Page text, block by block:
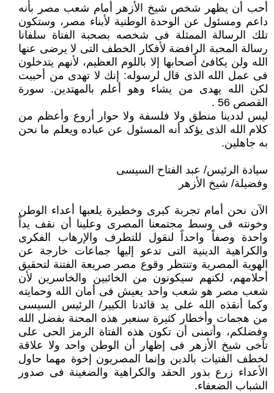
أحب أن يظهر شخص شيخ الأزهر أمام شعب مصر بأنه
داعم ومسئول عن الوحدة الوطنية لأبناء مصر، وستكون
تلك الرسالة ‏الممثلة فى شخصه بصحبة الفتاة سلفانا
رسالة المحبة الرافضة لأفكار الخطف التى لا يرضى عنها
الله ولن يكافئ أصحابها إلا ‏باللوم العظيم، لأنهم يتدخلون
فى عمل الله الذى قال لرسوله: إنك لا تهدى من أحببت
لكن الله يهدى من يشاء وهو أعلم بالمهتدين. ‏سورة
القصص 56 .‏
ليس لددينا منطق ولا فلسفة ولا حوار أروع وأعظم من
كلام الله الذى يؤكد أنه المسئول عن عباده ويعلم ما نحن
به جاهلين.‏
سيادة الرئيس/ عبد الفتاح السيسى
وفضيلة/ شيخ الأزهر
الآن نحن أمام تجربة كبرى وخطيرة يلعبها أعداء الوطن
وخونته فى وسط مجتمعنا المصرى وعلينا أن نقف يداً
واحدة وصفاً واحداً ‏لنقول للتطرف والإرهاب الفكرى
والكراهية الدينية التى تدعو إليها جماعات خارجة عن
الهوية المصرية وتنتظر وقوع مصر صريعة ‏الفتنة لتحقيق
أحلامهم، لكنهم سيكونون من الخائبين والخاسرين لأن
شعب مصر هو شعب واحد يعيش فى أمان الله وحمايته
وكما ‏أنقذه الله على يد قائدنا الكبير/ الرئيس السيسى
من هجمات وأخطار كثيرة سنعبر هذه المحنة بفضل الله
وفضلكم، وأتمنى أن تكون ‏هذه الفتاة الرمز الحى على
تآخى شيخ الأزهر فى إظهار أن الوطن واحد ولا علاقة
لخطف الفتيات بالدين وإنما المصريون إخوة ‏مهما حاول
الأعداء زرع بذور الحقد والكراهية والضغينة فى صدور
الشباب الضعفاء.‏